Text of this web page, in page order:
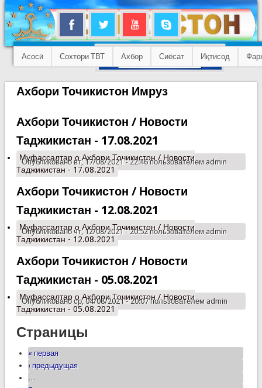
Асосӣ Сохтори ТВТ Ахбор Сиёсат Иқтисод
Ахбори Точикистон Имруз
Ахбори Точикистон / Новости
Таджикистан - 17.08.2021
Опубликовано вт, 17/08/2021 - 22:46 пользователем admin
Муфассалтаро Ахбори Точикистон / Новости
Таджикистан - 17.08.2021
Ахбори Точикистон / Новости
Таджикистан - 12.08.2021
Опубликовано чт, 12/08/2021 - 20:52 пользователем admin
Муфассалтаро Ахбори Точикистон / Новости
Таджикистан - 12.08.2021
Ахбори Точикистон / Новости
Таджикистан - 05.08.2021
Опубликовано ср, 04/08/2021 - 20:07 пользователем admin
Муфассалтаро Ахбори Точикистон / Новости
Таджикистан - 05.08.2021
Страницы
« первая
‹ предыдущая
…